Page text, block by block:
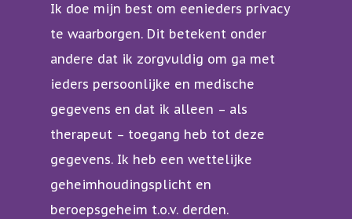
Ik doe mijn best om eenieders privacy
te waarborgen. Dit betekent onder
andere dat ik zorgvuldig om ga met
ieders persoonlijke en medische
gegevens en dat ik alleen – als
therapeut – toegang heb tot deze
gegevens. Ik heb een wettelijke
geheimhoudingsplicht en
beroepsgeheim t.o.v. derden.